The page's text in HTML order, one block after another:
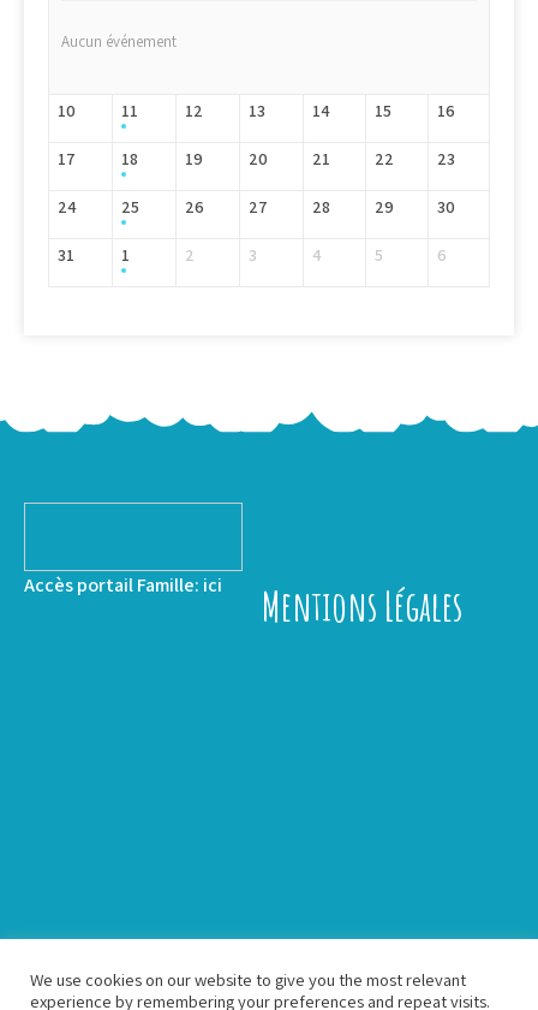
Aucun événement
10 11 12 13 14 15 16
17 18 19 20 21 22 23
24 25 26 27 28 29 30
31 1 2 3 4 5 6
Accès portail Famille: ici Mentions Légales
We use cookies on our website to give you the most relevant
experience by remembering your preferences and repeat visits.